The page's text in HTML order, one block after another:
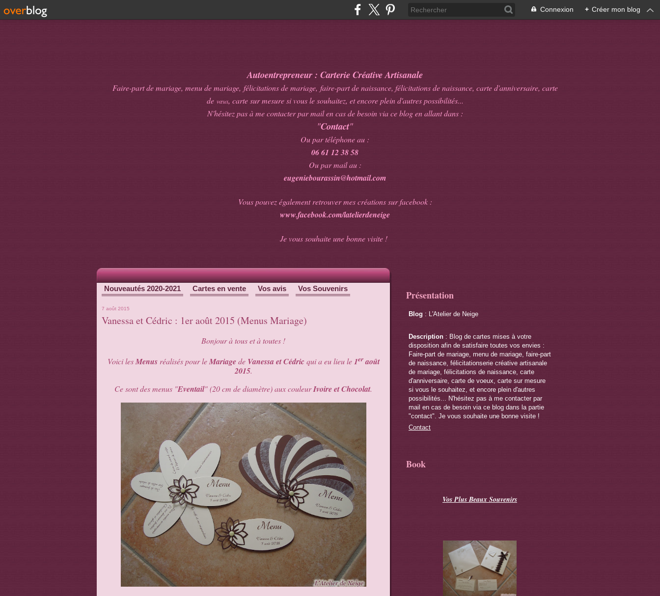
Connexion + Créer mon blog
Autoentrepreneur : Carterie Créative Artisanale
Faire-part de mariage, menu de mariage, félicitations de mariage, faire-part de naissance, félicitations de naissance, carte d'anniversaire, carte
de vœux, carte sur mesure si vous le souhaitez, et encore plein d'autres possibilités...
N'hésitez pas à me contacter par mail en cas de besoin via ce blog en allant dans :
"Contact"
Ou par téléphone au :
06 61 12 38 58
Ou par mail au :
eugeniebourassin@hotmail.com
Vous pouvez également retrouver mes créations sur facebook :
www.facebook.com/latelierdeneige
Je vous souhaite une bonne visite !
Nouveautés 2020-2021 Cartes en vente Vos avis Vos Souvenirs
7 août 2015
Vanessa et Cédric : 1er août 2015 (Menus Mariage)
Bonjour à tous et à toutes !
Voici lesMenus réalisés pour leMariagede Vanessa et Cédricqui a eu lieu le1eraoût
2015.
Ce sont des menus "Eventail" (20 cm de diamètre) aux couleurIvoire et Chocolat.
Présentation
Blog : L'Atelier de Neige
Description : Blog de cartes mises à votre
disposition afin de satisfaire toutes vos envies :
Faire-part de mariage, menu de mariage, faire-part
de naissance, félicitationserie créative artisanale
de mariage, félicitations de naissance, carte
d'anniversaire, carte de voeux, carte sur mesure
si vous le souhaitez, et encore plein d'autres
possibilités... N'hésitez pas à me contacter par
mail en cas de besoin via ce blog dans la partie
"contact". Je vous souhaite une bonne visite !
Contact
Book
Vos Plus Beaux Souvenirs